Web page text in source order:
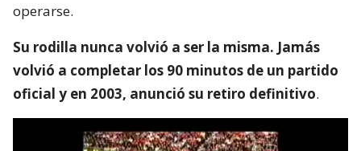
operarse.
Su rodilla nunca volvió a ser la misma. Jamás
volvió a completar los 90 minutos de un partido
oficial y en 2003, anunció su retiro definitivo.